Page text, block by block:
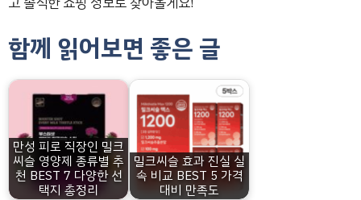
함께 읽어보면 좋은 글
만성 피로 직장인 밀크
씨슬 영양제 종류별 추
천 BEST 7 다양한 선
택지 총정리
밀크씨슬 효과 진실 실
속 비교 BEST 5 가격
대비 만족도